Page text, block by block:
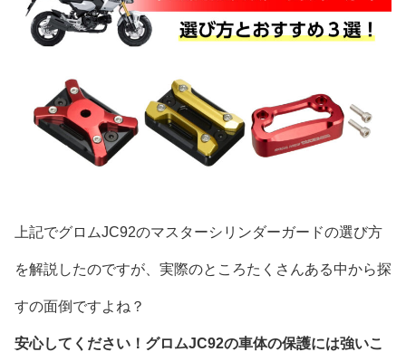
上記でグロムJC92のマスターシリンダーガードの選び方
を解説したのですが、実際のところたくさんある中から探
すの面倒ですよね？
安心してください！グロムJC92の車体の保護には強いこ